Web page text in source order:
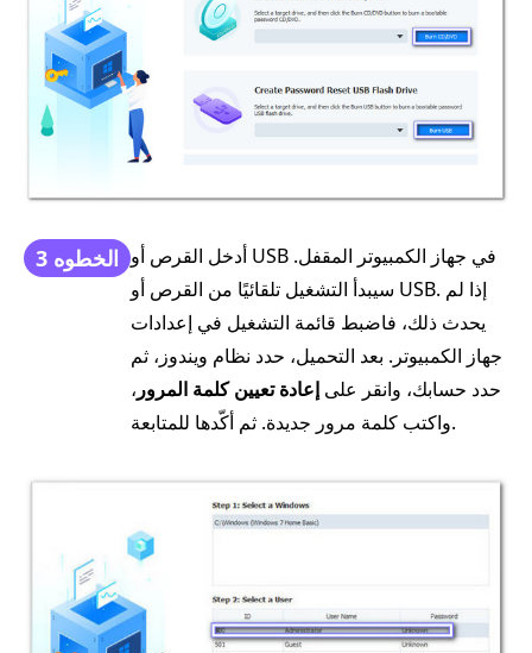
الخطوه 3 أدخل القرص أو USB في جهاز الكمبيوتر المقفل.
سيبدأ التشغيل تلقائيًا من القرص أو USB. إذا لم
يحدث ذلك، فاضبط قائمة التشغيل في إعدادات
جهاز الكمبيوتر. بعد التحميل، حدد نظام ويندوز، ثم
حدد حسابك، وانقر على إعادة تعيين كلمة المرور ،
واكتب كلمة مرور جديدة. ثم أكّدها للمتابعة.